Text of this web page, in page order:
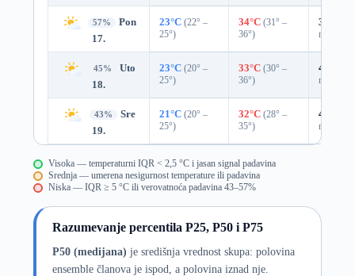
57%
Pon
17.
23°C (22° –
25°)
34°C (31° –
36°)
37%
mm)
45%
Uto
18.
23°C (20° –
25°)
33°C (30° –
36°)
43%
mm)
43%
Sre
19.
21°C (20° –
25°)
32°C (28° –
35°)
49%
mm)
Visoka — temperaturni IQR < 2,5 °C i jasan signal padavina
Srednja — umerena nesigurnost temperature ili padavina
Niska — IQR ≥ 5 °C ili verovatnoća padavina 43–57%
Razumevanje percentila P25, P50 i P75
P50 (medijana) je središnja vrednost skupa: polovina
ensemble članova je ispod, a polovina iznad nje.